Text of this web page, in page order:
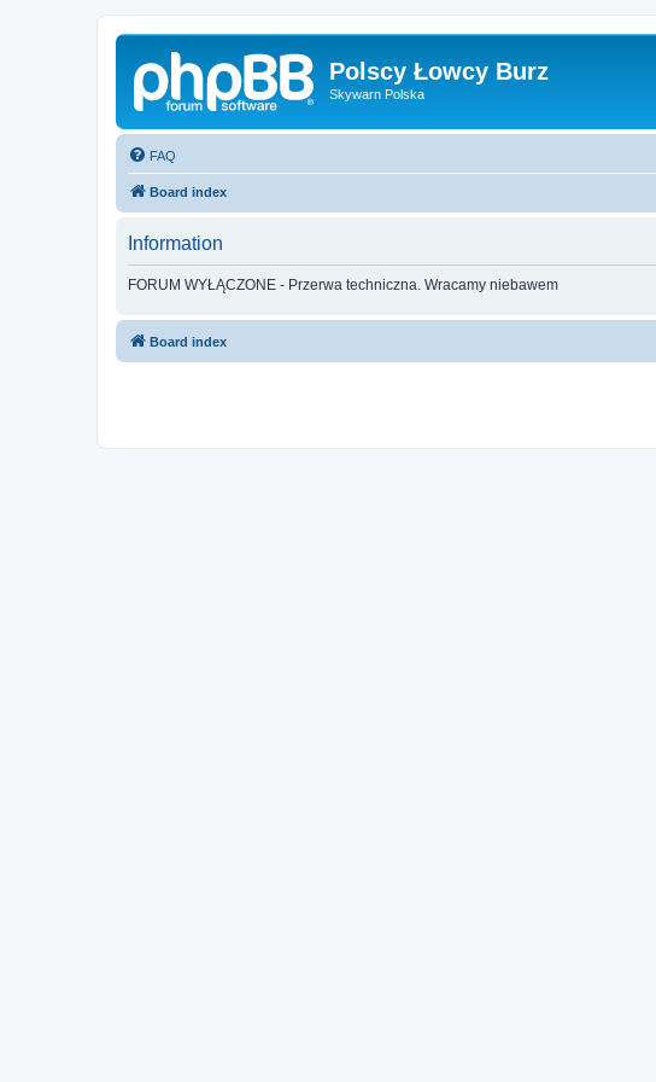
Polscy Łowcy Burz
Skywarn Polska
FAQ
Board index
Information
FORUM WYŁĄCZONE - Przerwa techniczna. Wracamy niebawem
Board index